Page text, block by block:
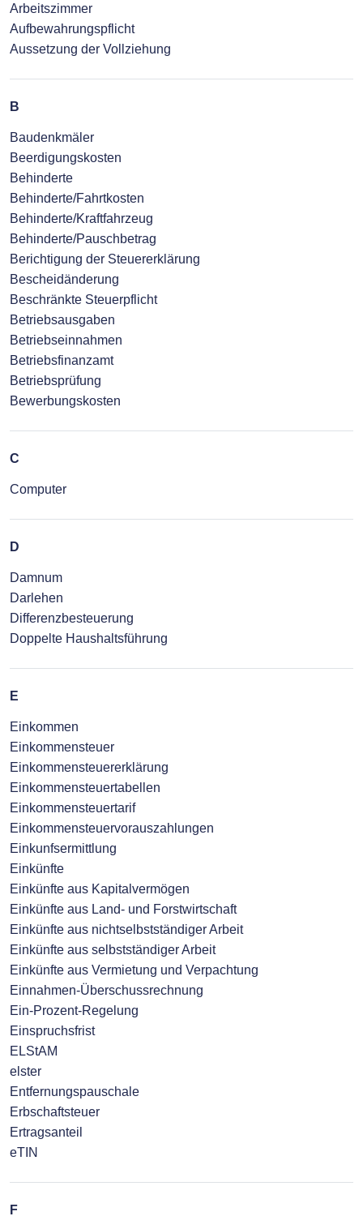
Arbeitszimmer
Aufbewahrungspflicht
Aussetzung der Vollziehung
B
Baudenkmäler
Beerdigungskosten
Behinderte
Behinderte/Fahrtkosten
Behinderte/Kraftfahrzeug
Behinderte/Pauschbetrag
Berichtigung der Steuererklärung
Bescheidänderung
Beschränkte Steuerpflicht
Betriebsausgaben
Betriebseinnahmen
Betriebsfinanzamt
Betriebsprüfung
Bewerbungskosten
C
Computer
D
Damnum
Darlehen
Differenzbesteuerung
Doppelte Haushaltsführung
E
Einkommen
Einkommensteuer
Einkommensteuererklärung
Einkommensteuertabellen
Einkommensteuertarif
Einkommensteuervorauszahlungen
Einkunfsermittlung
Einkünfte
Einkünfte aus Kapitalvermögen
Einkünfte aus Land- und Forstwirtschaft
Einkünfte aus nichtselbstständiger Arbeit
Einkünfte aus selbstständiger Arbeit
Einkünfte aus Vermietung und Verpachtung
Einnahmen-Überschussrechnung
Ein-Prozent-Regelung
Einspruchsfrist
ELStAM
elster
Entfernungspauschale
Erbschaftsteuer
Ertragsanteil
eTIN
F